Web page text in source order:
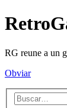
RG reune a un
Obviar